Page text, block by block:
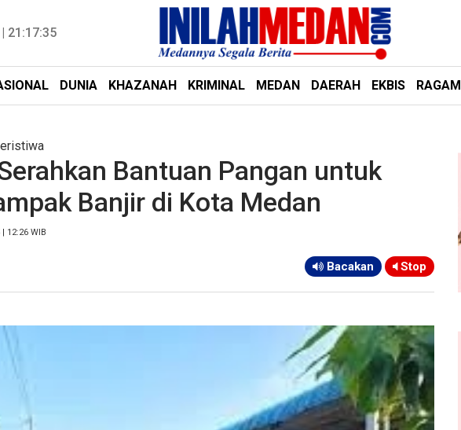
21:17:36
DUNIA KHAZANAH KRIMINAL MEDAN DAERAH EKBIS RAGAM
Bantuan Pangan untuk
Banjir di Kota Medan
12:26 WIB
Bacakan Stop